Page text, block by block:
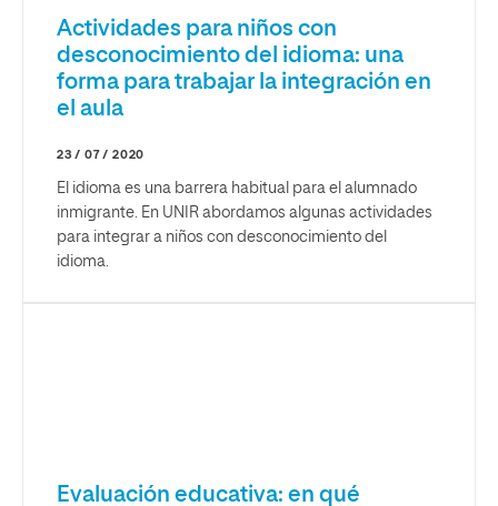
Actividades para niños con
desconocimiento del idioma: una
forma para trabajar la integración en
el aula
23 / 07 / 2020
El idioma es una barrera habitual para el alumnado
inmigrante. En UNIR abordamos algunas actividades
para integrar a niños con desconocimiento del
idioma.
Evaluación educativa: en qué